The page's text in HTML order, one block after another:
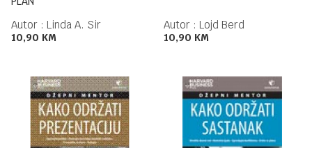
Autor : Linda A. Sir
10,90 KM
Autor : Lojd Berd
10,90 KM